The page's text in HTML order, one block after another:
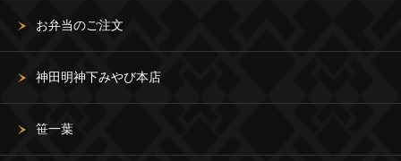
お弁当のご注文
神田明神下みやび本店
笹一葉